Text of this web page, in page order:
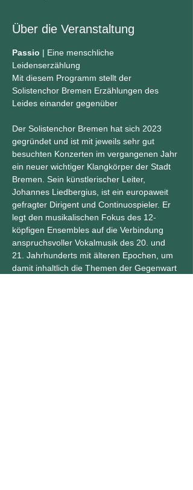
Über die Veranstaltung
Passio | Eine menschliche
Leidenserzählung
Mit diesem Programm stellt der
Solistenchor Bremen Erzählungen des
Leides einander gegenüber
Der Solistenchor Bremen hat sich 2023
gegründet und ist mit jeweils sehr gut
besuchten Konzerten im vergangenen Jahr
ein neuer wichtiger Klangkörper der Stadt
Bremen. Sein künstlerischer Leiter,
Johannes Liedbergius, ist ein europaweit
gefragter Dirigent und Continuospieler. Er
legt den musikalischen Fokus des 12-
köpfigen Ensembles auf die Verbindung
anspruchsvoller Vokalmusik des 20. und
21. Jahrhunderts mit älteren Epochen, um
damit inhaltlich die Themen der Gegenwart